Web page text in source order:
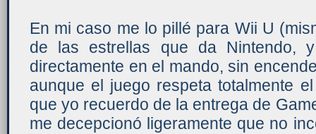
En mi caso me lo pillé para Wii U
de las estrellas que da Nintendo,
directamente en el mando, sin
aunque el juego respeta totalmente
que yo recuerdo de la entrega de
me decepcionó ligeramente que no